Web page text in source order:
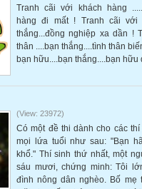
Tranh cãi với khách hàng
hàng đi mất ! Tranh cãi với
thắng...đồng nghiệp xa dần !
thân ....bạn thắng....tình thân
bạn hữu....bạn thắng....bạn hữu
(View: 23972)
Có một đề thi dành cho các
mọi lứa tuổi như sau: "Bạn
khổ." Thí sinh thứ nhất, một
sáu mươi, chứng minh: Tôi
đình nông dân nghèo. Bố mẹ